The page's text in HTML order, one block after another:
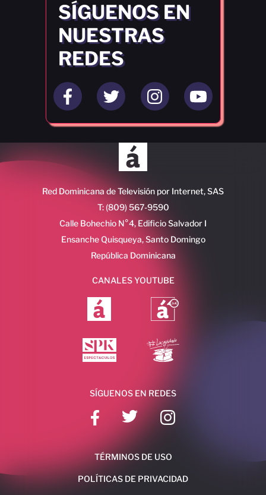
SÍGUENOS EN
NUESTRAS
REDES
Red Dominicana de Televisión por Internet, SAS
T: (809) 567-9590
Calle Bohechio N°4, Edificio Salvador I
Ensanche Quisqueya, Santo Domingo
República Dominicana
CANALES YOUTUBE
SÍGUENOS EN REDES
TÉRMINOS DE USO
POLÍTICAS DE PRIVACIDAD